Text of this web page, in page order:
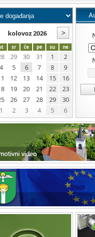
kolovoz 2026
sr če pe su ne
29 30 31 1
2
4 5 6 7 8
9
12 13 14 15
16
19 20 21 22
23
26 27 28 29
30
1 2 3 4 5 6